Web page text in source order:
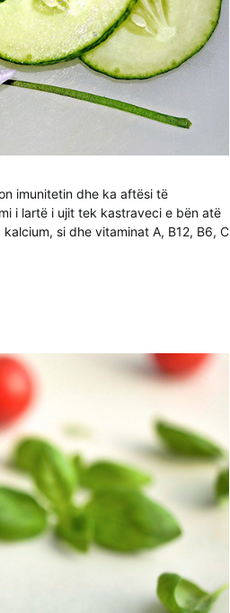
imunitetin dhe ka aftësi të
i lartë i ujit tek kastraveci e bën atë
si dhe vitaminat A, B12, B6, C